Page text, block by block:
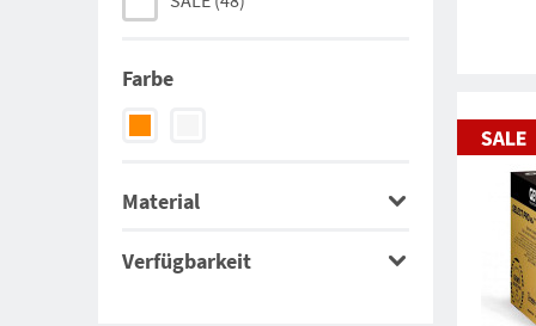
Farbe
Material
Verfügbarkeit